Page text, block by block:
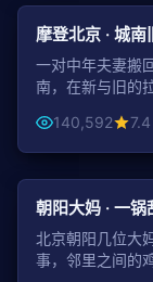
都市
摩登北京 · 城南
一对中年夫妻搬
南，在新与旧的
140,592 7.4
喜剧
朝阳大妈 · 一锅
北京朝阳几位大
事，邻里之间的